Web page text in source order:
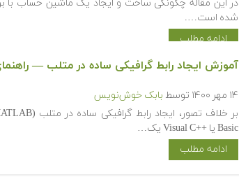
شده است….
ادامه مطلب
آموزش ایجاد رابط گرافیکی ساده در متلب —
۱۴ مهر ۱۴۰۰ توسط بابک خوش‌نویس
Basic یا Visual C++‎ یک…
ادامه مطلب